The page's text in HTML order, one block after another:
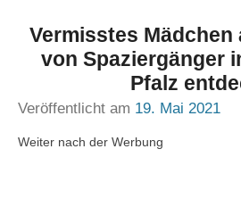
Vermisstes Mädchen
von Spaziergänger
Pfalz
Veröffentlicht am 19. Mai 2021
Weiter nach der Werbung